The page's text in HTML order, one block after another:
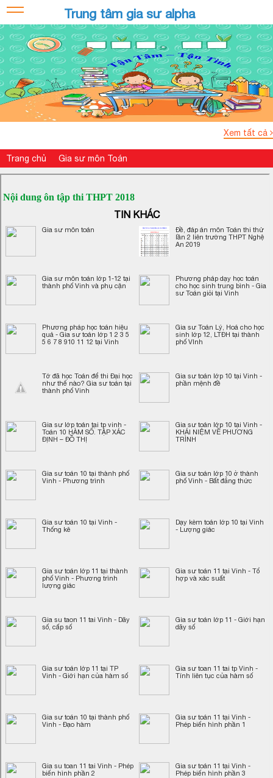
Trung tâm gia sư alpha
Xem tất cả
Trang chủ Gia sư môn Toán
Nội dung ôn tập thi THPT 2018
TIN KHÁC
Gia sư môn toán
Đề, đáp án môn Toán thi thử
lần 2 liên trường THPT Nghệ
An 2019
Gia sư môn toán lớp 1-12 tại
thành phố Vinh và phụ cận
Phương pháp dạy học toán
cho học sinh trung bình - Gia
sư Toán giỏi tại Vinh
Phương pháp học toán hiệu
quả - Gia sư toán lớp 1 2 3 5
5 6 7 8 910 11 12 tại Vinh
Gia sư Toán Lý, Hoá cho học
sinh lớp 12, LTĐH tại thành
phố VInh
Tớ đã học Toán để thi Đại học
như thế nào? Gia sư toán tại
thành phố Vinh
Gia sư toán lớp 10 tại Vinh -
phần mệnh đề
Gia sư lớp toán tại tp vinh -
Toán 10 HÀM SỐ. TẬP XÁC
ĐỊNH – ĐỒ THỊ
Gia sư toán lớp 10 tại Vinh -
KHÁI NIỆM VỀ PHƯƠNG
TRÌNH
Gia sư toán 10 tại thành phố
Vinh - Phương trình
Gia sư toán lớp 10 ở thành
phố Vinh - Bất đẳng thức
Gia sư toán 10 tại Vinh -
Thống kê
Dạy kèm toán lớp 10 tại Vinh
- Lượng giác
Gia sư toán lớp 11 tại thành
phố Vinh - Phương trình
lượng giác
Gia sư toán 11 tại Vinh - Tổ
hợp và xác suất
Gia su taon 11 tai Vinh - Dãy
số, cấp số
Gia sư toán lớp 11 - Giới hạn
dãy số
Gia sư toán lớp 11 tại TP
Vinh - Giới hạn của hàm số
Gia sư toan 11 tai tp Vinh -
Tính liên tục của hàm số
Gia sư toán 10 tại thành phố
Vinh - Đạo hàm
Gia sư toán 11 tại Vinh -
Phép biến hình phần 1
Gia su toan 11 tai Vinh - Phép
biến hình phần 2
Gia sư toán 11 tại Vinh -
Phép biến hình phần 3